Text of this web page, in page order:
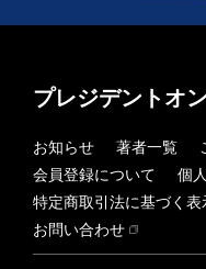
プレジデントオ
お知らせ 著者一覧
会員登録について
個
特定商取引法に基づく表
お問い合わせ